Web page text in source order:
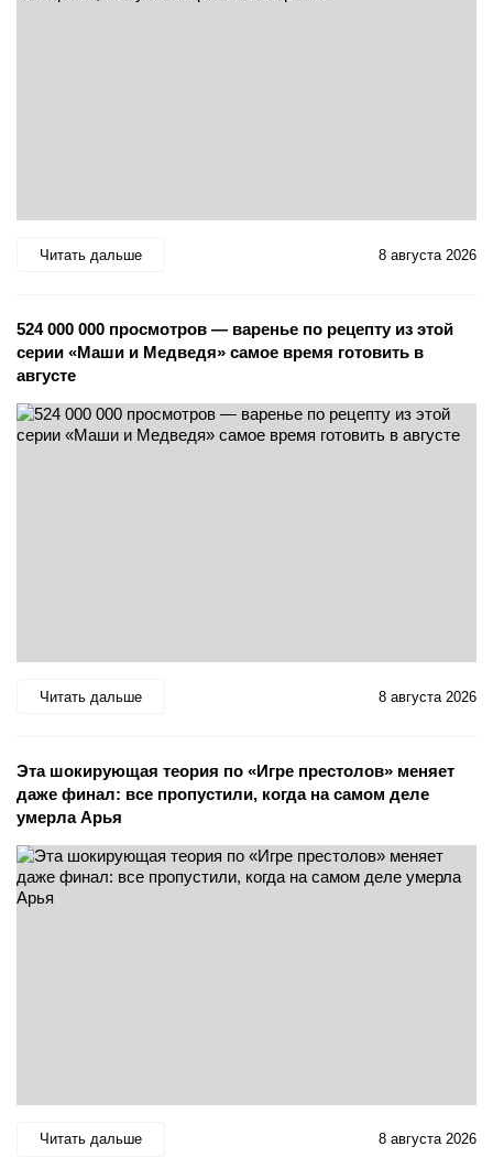
Читать дальше 8 августа 2026
524 000 000 просмотров — варенье по рецепту из этой
серии «Маши и Медведя» самое время готовить в
августе
Читать дальше 8 августа 2026
Эта шокирующая теория по «Игре престолов» меняет
даже финал: все пропустили, когда на самом деле
умерла Арья
Читать дальше 8 августа 2026